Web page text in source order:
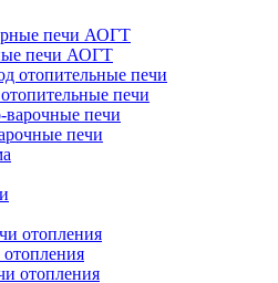
печи АОГТ
печи
печи